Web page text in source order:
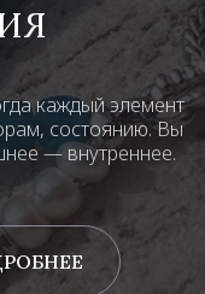
каждый элемент
состоянию. Вы
— внутреннее.